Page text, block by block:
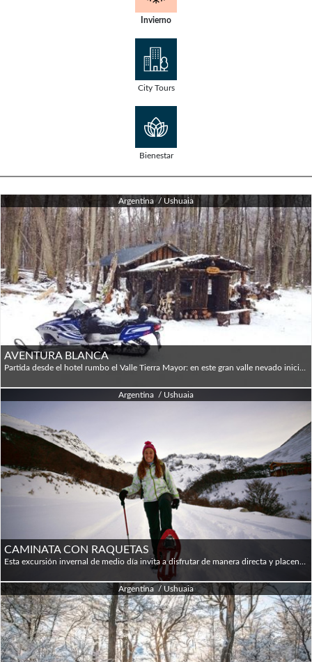
Invierno
City Tours
Bienestar
Argentina / Ushuaia
AVENTURA BLANCA
Argentina / Ushuaia
CAMINATA CON RAQUETAS
Argentina / Ushuaia